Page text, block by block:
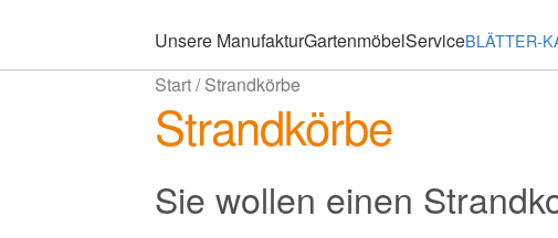
Unsere ManufakturGartenmöbelServiceBLÄTTER-
Start/Strandkörbe
Strandkörbe
Sie wollen einen